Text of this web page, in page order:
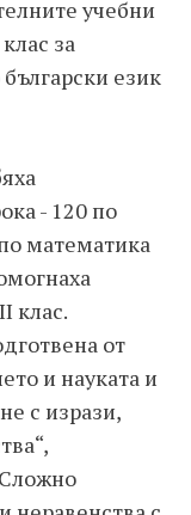
учебни
за
език
- 120 по
математика
клас.
от
и науката и
с изрази,